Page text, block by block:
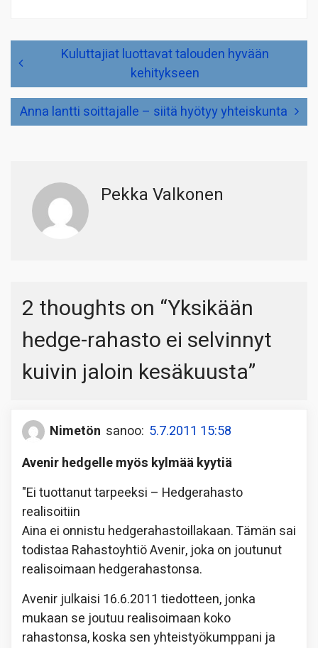
selaus
Kuluttajiat luottavat talouden hyvään
kehitykseen
Anna lantti soittajalle – siitä hyötyy yhteiskunta
Pekka Valkonen
2 thoughts on “Yksikään
hedge-rahasto ei selvinnyt
kuivin jaloin kesäkuusta”
Nimetön sanoo: 5.7.2011 15:58
Avenir hedgelle myös kylmää kyytiä
"Ei tuottanut tarpeeksi – Hedgerahasto
realisoitiin
Aina ei onnistu hedgerahastoillakaan. Tämän sai
todistaa Rahastoyhtiö Avenir, joka on joutunut
realisoimaan hedgerahastonsa.
Avenir julkaisi 16.6.2011 tiedotteen, jonka
mukaan se joutuu realisoimaan koko
rahastonsa, koska sen yhteistyökumppani ja